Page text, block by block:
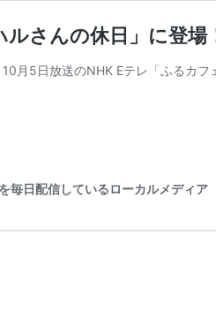
ルさんの休日」に登
10月5日放送のNHK Eテレ「ふるカ
毎日配信しているローカルメディア